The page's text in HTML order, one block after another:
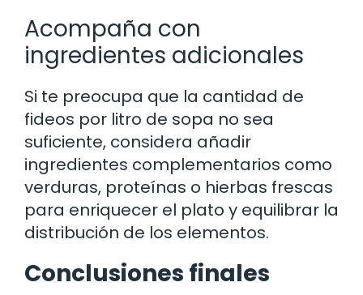
Acompaña con
ingredientes adicionales
Si te preocupa que la cantidad de
fideos por litro de sopa no sea
suficiente, considera añadir
ingredientes complementarios como
verduras, proteínas o hierbas frescas
para enriquecer el plato y equilibrar la
distribución de los elementos.
Conclusiones finales